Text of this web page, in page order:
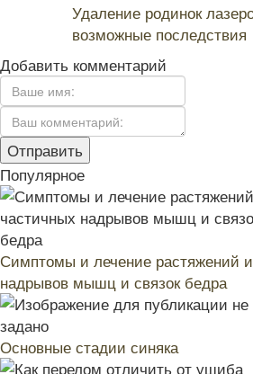
Удаление родинок
возможные последствия
Добавить комментарий
Популярное
Симптомы и лечение растяжений
надрывов мышц и связок бедра
Основные стадии синяка